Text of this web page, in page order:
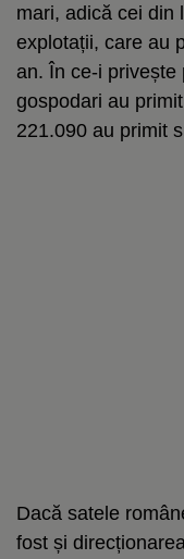
mari, adică cei din
explotații, care au
an. În ce-i
gospodari au
221.090 au primit
Dacă satele
fost și